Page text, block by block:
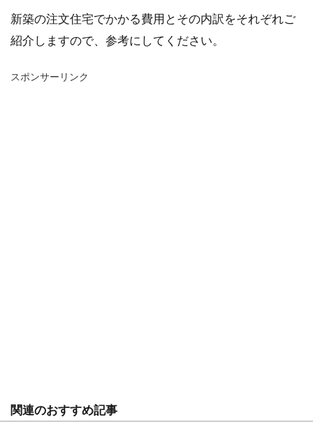
新築の注文住宅でかかる費用とその内訳をそれぞれご
紹介しますので、参考にしてください。
スポンサーリンク
関連のおすすめ記事